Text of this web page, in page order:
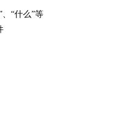
“什么”等